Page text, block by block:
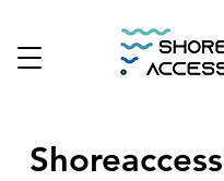
Shoreaccess